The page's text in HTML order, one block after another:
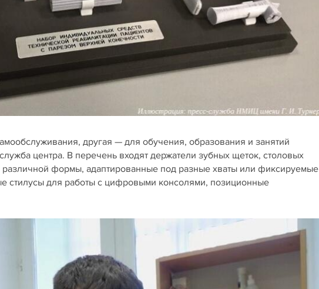
другая — для обучения, образования и занятий
центра. В перечень входят держатели зубных щеток, столовых
формы, адаптированные под разные хваты или фиксируемые
стилусы для работы с цифровыми консолями, позиционные